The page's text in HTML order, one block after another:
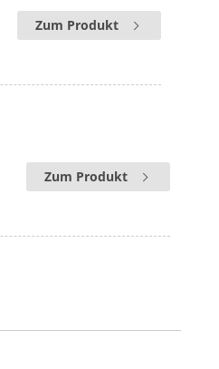
Zum Produkt
Zum Produkt